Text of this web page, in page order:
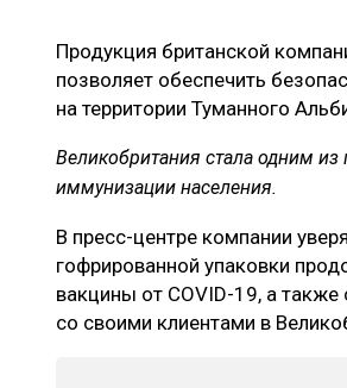
ЛОГИСТИКА
ПРОИЗВОДСТВО ДРЕВЕСНЫХ
ЭКСПЕРТНОЕ МНЕНИЕ
Продукция британской
позволяет обеспечить
на территории Туманного
Великобритания стала одним
иммунизации населения.
В пресс-центре компании
гофрированной упаковки
вакцины от COVID-19, а
со своими клиентами в